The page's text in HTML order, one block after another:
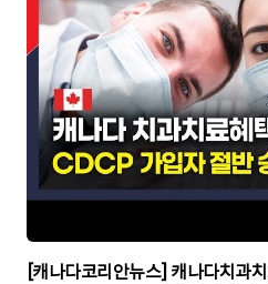
▶
[캐나다코리안뉴스] 캐나다치과